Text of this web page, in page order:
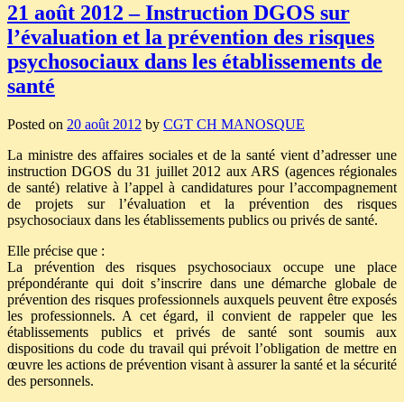
21 août 2012 – Instruction DGOS sur
l’évaluation et la prévention des risques
psychosociaux dans les établissements de
santé
Posted on 20 août 2012 by CGT CH MANOSQUE
La ministre des affaires sociales et de la santé vient d’adresser une
instruction DGOS du 31 juillet 2012 aux ARS (agences régionales
de santé) relative à l’appel à candidatures pour l’accompagnement
de projets sur l’évaluation et la prévention des risques
psychosociaux dans les établissements publics ou privés de santé.
Elle précise que :
La prévention des risques psychosociaux occupe une place
prépondérante qui doit s’inscrire dans une démarche globale de
prévention des risques professionnels auxquels peuvent être exposés
les professionnels. A cet égard, il convient de rappeler que les
établissements publics et privés de santé sont soumis aux
dispositions du code du travail qui prévoit l’obligation de mettre en
œuvre les actions de prévention visant à assurer la santé et la sécurité
des personnels.